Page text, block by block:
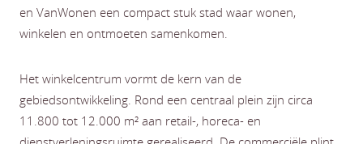
en VanWonen een compact stuk stad waar wonen,
winkelen en ontmoeten samenkomen.
Het winkelcentrum vormt de kern van de
gebiedsontwikkeling. Rond een centraal plein zijn circa
11.800 tot 12.000 m² aan retail-, horeca- en